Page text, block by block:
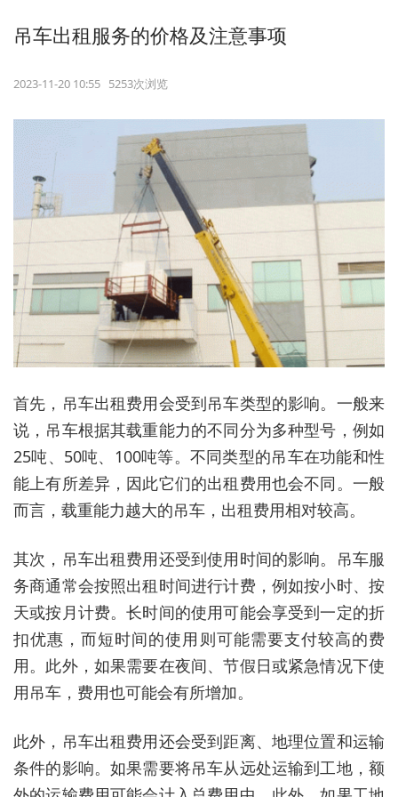
吊车出租服务的价格及注意事项
2023-11-20 10:55 5253次浏览
首先，吊车出租费用会受到吊车类型的影响。一般来
说，吊车根据其载重能力的不同分为多种型号，例如
25吨、50吨、100吨等。不同类型的吊车在功能和性
能上有所差异，因此它们的出租费用也会不同。一般
而言，载重能力越大的吊车，出租费用相对较高。
其次，吊车出租费用还受到使用时间的影响。吊车服
务商通常会按照出租时间进行计费，例如按小时、按
天或按月计费。长时间的使用可能会享受到一定的折
扣优惠，而短时间的使用则可能需要支付较高的费
用。此外，如果需要在夜间、节假日或紧急情况下使
用吊车，费用也可能会有所增加。
此外，吊车出租费用还会受到距离、地理位置和运输
条件的影响。如果需要将吊车从远处运输到工地，额